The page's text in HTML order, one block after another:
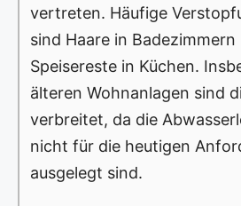
vertreten. Häufige
sind Haare in
Speisereste in Küchen.
älteren Wohnanlagen sind
verbreitet, da die
nicht für die heutigen
ausgelegt sind.